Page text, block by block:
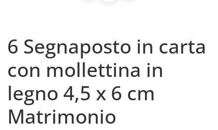
6 Segnaposto in carta
con mollettina in
legno 4,5 x 6 cm
Matrimonio